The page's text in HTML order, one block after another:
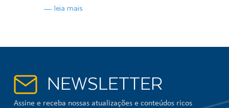
leia mais
NEWSLETTER
Assine e receba nossas atualizações e conteúdos ricos